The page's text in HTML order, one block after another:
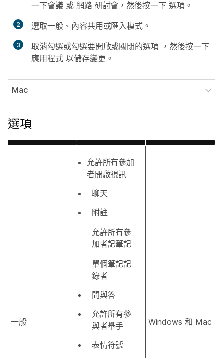
一下會議 或 網路 研討會，然後按一下 選項 。
2 選取一般 、 內容共用 或匯入模式 。
3 取消勾選或勾選要開啟或關閉的選項 ，然後按一下
應用程式 以儲存變更。
Mac
選項
一般
允許所有參加
者開啟視訊
聊天
附註
允許所有參
加者記筆記
單個筆記記
錄者
問與答
允許所有參
與者舉手
表情符號
Windows 和 Mac